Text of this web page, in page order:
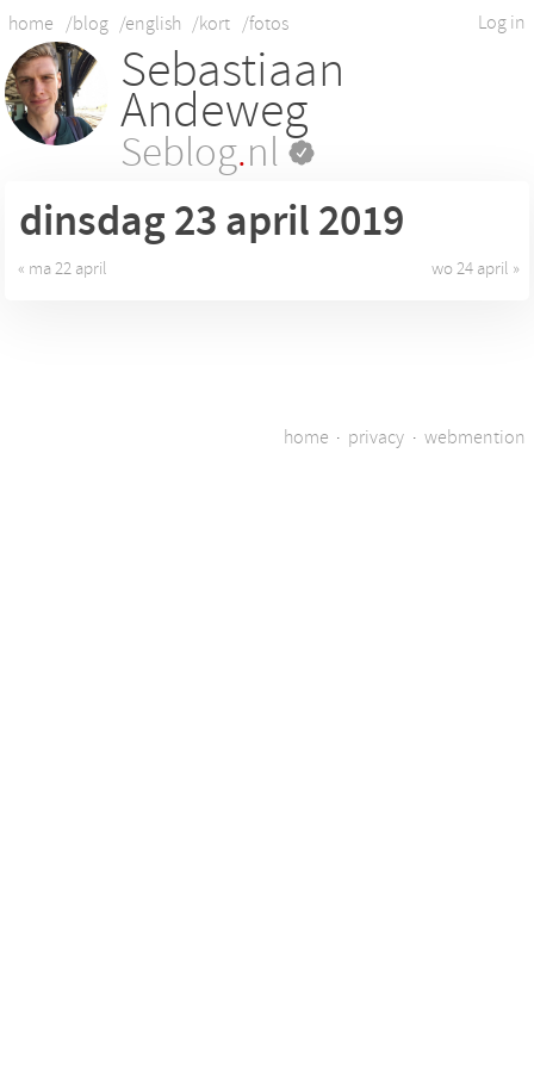
Log in
home /blog /english /kort /fotos
Sebastiaan
Andeweg
Seblog.nl
dinsdag 23april 2019
« ma 22 april wo 24 april »
home · privacy · webmention